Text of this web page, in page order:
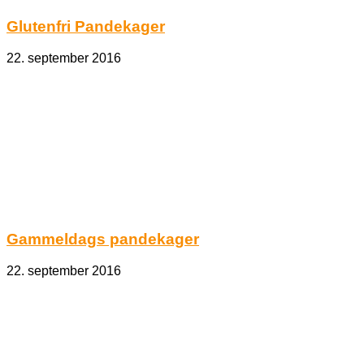
Glutenfri Pandekager
22. september 2016
Gammeldags pandekager
22. september 2016